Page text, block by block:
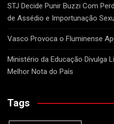
STJ Decide Punir Buzzi Com
de Assédio e Importunação
Vasco Provoca o Fluminense
Ministério da Educação Divulga
Melhor Nota do País
Tags